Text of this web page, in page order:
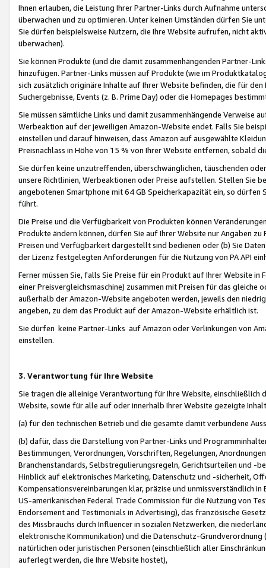
Ihnen erlauben, die Leistung Ihrer Partner-Links durch Aufnahme
überwachen und zu optimieren. Unter keinen Umständen dürfen Sie
Sie dürfen beispielsweise Nutzern, die Ihre Website aufrufen, nicht
überwachen).
Sie können Produkte (und die damit zusammenhängenden Partner-
hinzufügen. Partner-Links müssen auf Produkte (wie im
sich zusätzlich originäre Inhalte auf Ihrer Website befinden, die für
Suchergebnisse, Events (z. B. Prime Day) oder die Homepages
Sie müssen sämtliche Links und damit zusammenhängende
Werbeaktion auf der jeweiligen Amazon-Website endet. Falls Sie
einstellen und darauf hinweisen, dass Amazon auf ausgewählte
Preisnachlass in Höhe von 15 % von Ihrer Website entfernen, sobald
Sie dürfen keine unzutreffenden, überschwänglichen, täuschenden
unsere Richtlinien, Werbeaktionen oder Preise aufstellen. Stellen Sie
angebotenen Smartphone mit 64 GB Speicherkapazität ein, so dürfen
führt.
Die Preise und die Verfügbarkeit von Produkten können
Produkte ändern können, dürfen Sie auf Ihrer Website nur Angaben
Preisen und Verfügbarkeit dargestellt sind bedienen oder (b) Sie
der Lizenz festgelegten Anforderungen für die Nutzung von PA API
Ferner müssen Sie, falls Sie Preise für ein Produkt auf Ihrer Website
einer Preisvergleichsmaschine) zusammen mit Preisen für das
außerhalb der Amazon-Website angeboten werden, jeweils den
angeben, zu dem das Produkt auf der Amazon-Website erhältlich ist.
Sie dürfen keine Partner-Links auf Amazon oder Verlinkungen von
einstellen.
3. Verantwortung für Ihre Website
Sie tragen die alleinige Verantwortung für Ihre Website,
Website, sowie für alle auf oder innerhalb Ihrer Website gezeigte
(a) für den technischen Betrieb und die gesamte damit verbundene
(b) dafür, dass die Darstellung von Partner-Links und
Bestimmungen, Verordnungen, Vorschriften, Regelungen,
Branchenstandards, Selbstregulierungsregeln, Gerichtsurteilen und -
Hinblick auf elektronisches Marketing, Datenschutz und -sicherheit,
Kompensationsvereinbarungen klar, präzise und unmissverständlich
US-amerikanischen Federal Trade Commission für die Nutzung von
Endorsement and Testimonials in Advertising), das französische
des Missbrauchs durch Influencer in sozialen Netzwerken, die
elektronische Kommunikation) und die Datenschutz-
natürlichen oder juristischen Personen (einschließlich aller
auferlegt werden, die Ihre Website hostet),